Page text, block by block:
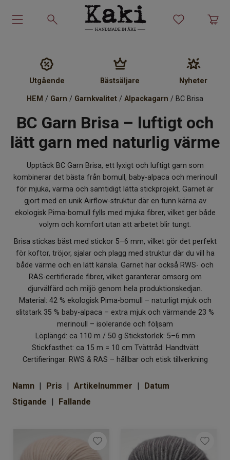
Garn
Stickmönster
Tillbehör
Presenter
Kakiskolan
Om Kaki
Utgående Bästsäljare Nyheter
HEM / Garn / Garnkvalitet / Alpackagarn / BC Brisa
BC Garn Brisa – luftigt och
lätt garn med naturlig värme
Upptäck BC Garn Brisa, ett lyxigt och luftigt garn som
kombinerar det bästa från bomull, baby-alpaca och merinoull
för mjuka, varma och samtidigt lätta stickprojekt. Garnet är
gjort med en unik Airflow-struktur där en tunn kärna av
ekologisk Pima-bomull fylls med mjuka fibrer, vilket ger både
volym och komfort utan att arbetet blir tungt.
Brisa stickas bäst med stickor 5–6 mm, vilket gör det perfekt
för koftor, tröjor, sjalar och plagg med struktur där du vill ha
både värme och en lätt känsla. Garnet har också RWS- och
RAS-certifierade fibrer, vilket garanterar omsorg om
djurvälfärd och miljö genom hela produktionskedjan.
Material: 42 % ekologisk Pima-bomull – naturligt mjuk och
slitstark 35 % baby-alpaca – extra mjuk och värmande 23 %
merinoull – isolerande och följsam
Löplängd: ca 110 m / 50 g Stickstorlek: 5–6 mm
Stickfasthet: ca 15 m = 10 cm Tvättråd: Handtvätt
Certifieringar: RWS & RAS – hållbar och etisk tillverkning
Namn Pris Artikelnummer
Datum
Stigande
Fallande